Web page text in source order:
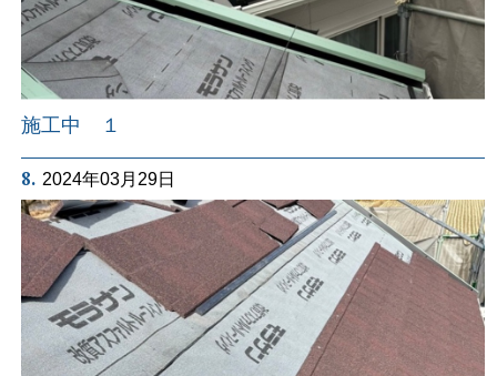
施工中 １
8. 2024年03月29日